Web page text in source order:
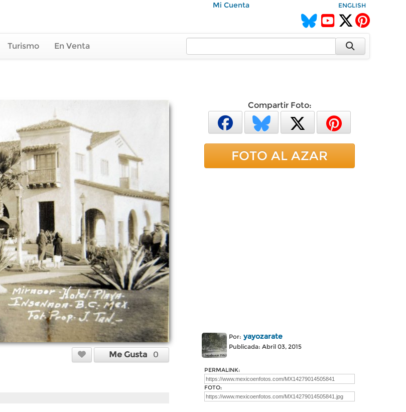
Mi Cuenta ENGLISH
Turismo En Venta
Me Gusta 0
Compartir Foto:
FOTO AL AZAR
Por: yayozarate
Publicada: Abril 03, 2015
PERMALINK:
FOTO: